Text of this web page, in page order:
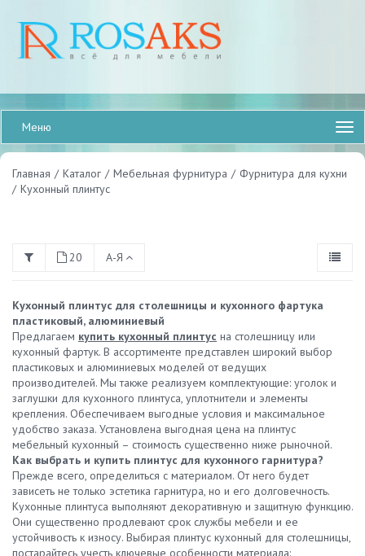
Меню
Главная / Каталог / Мебельная фурнитура / Фурнитура для кухни
/ Кухонный плинтус
20 А-Я
Кухонный плинтус для столешницы и кухонного фартука
пластиковый, алюминиевый
Предлагаем купить кухонный плинтус на столешницу или
кухонный фартук. В ассортименте представлен широкий выбор
пластиковых и алюминиевых моделей от ведущих
производителей. Мы также реализуем комплектующие: уголок и
заглушки для кухонного плинтуса, уплотнители и элементы
крепления. Обеспечиваем выгодные условия и максимальное
удобство заказа. Установлена выгодная цена на плинтус
мебельный кухонный – стоимость существенно ниже рыночной.
Как выбрать и купить плинтус для кухонного гарнитура?
Прежде всего, определиться с материалом. От него будет
зависеть не только эстетика гарнитура, но и его долговечность.
Кухонные плинтуса выполняют декоративную и защитную функцию.
Они существенно продлевают срок службы мебели и ее
устойчивость к износу. Выбирая плинтус кухонный для столешницы,
постарайтесь учесть ключевые особенности материала: